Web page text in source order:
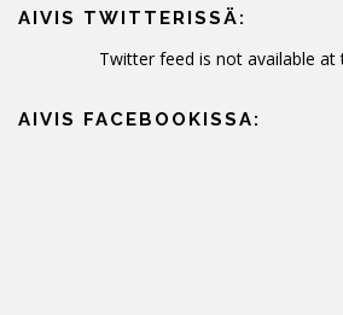
AIVIS TWITTERISSÄ:
Twitter feed is not available at
AIVIS FACEBOOKISSA: